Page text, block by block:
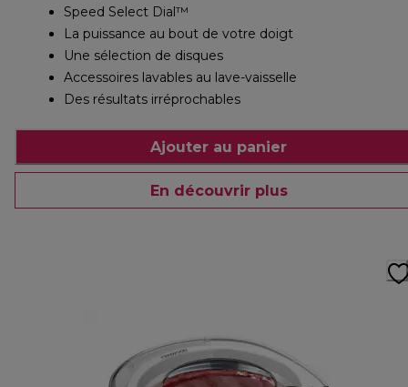
Speed Select Dial™
La puissance au bout de votre doigt
Une sélection de disques
Accessoires lavables au lave-vaisselle
Des résultats irréprochables
Ajouter au panier
En découvrir plus